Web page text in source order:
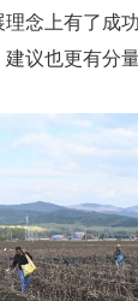
念上有了成
议也更有分量